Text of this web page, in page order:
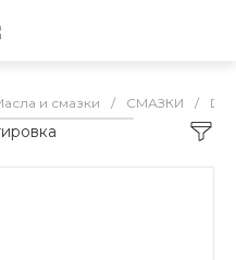
и смазки / СМАЗКИ /